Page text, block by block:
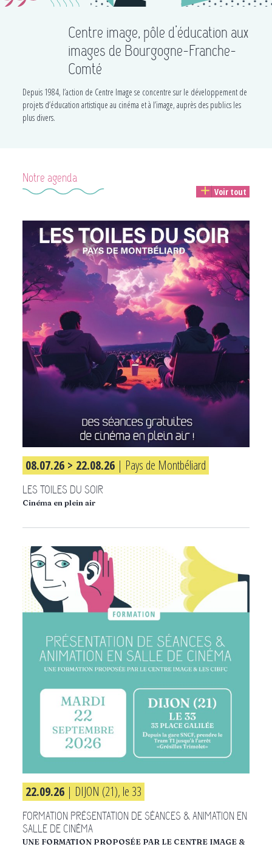
Centre image, pôle d’éducation aux
images de Bourgogne-Franche-
Comté
Depuis 1984, l’action de Centre Image se concentre sur le développement de
projets d’éducation artistique au cinéma et à l’image, auprès des publics les
plus divers.
Notre agenda
Voir tout
08.07.26 > 22.08.26 | Pays de Montbéliard
LES TOILES DU SOIR
Cinéma en plein air
22.09.26 | DIJON (21), le 33
FORMATION PRÉSENTATION DE SÉANCES & ANIMATION EN
SALLE DE CINÉMA
UNE FORMATION PROPOSÉE PAR LE CENTRE IMAGE &